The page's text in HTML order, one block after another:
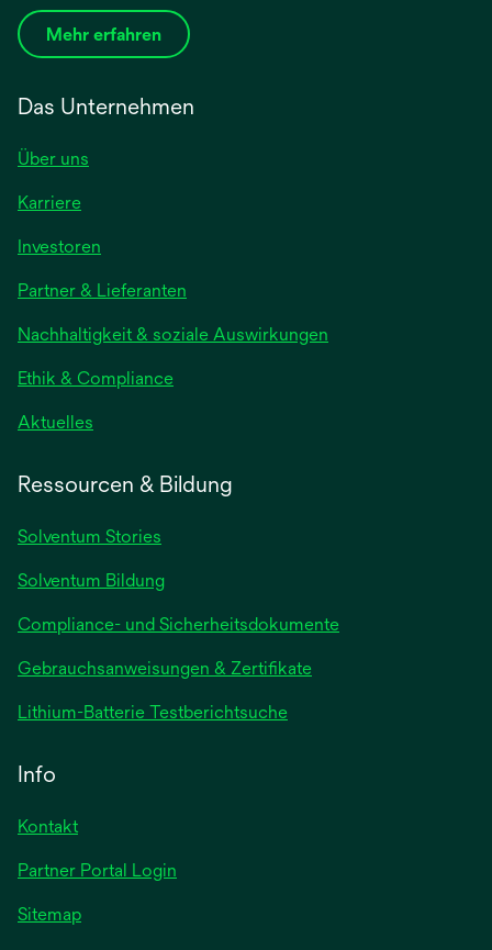
Mehr erfahren
Das Unternehmen
Über uns
Karriere
Investoren
einer
neuen
geöffnet
Partner & Lieferanten
Nachhaltigkeit & soziale Auswirkungen
Ethik & Compliance
Aktuelles
Registerkarte
Ressourcen & Bildung
Solventum Stories
Solventum Bildung
Compliance- und Sicherheitsdokumente
Gebrauchsanweisungen & Zertifikatewird
Lithium-Batterie Testberichtsuchewird
Info
Kontakt
Partner Portal Login
Sitemap